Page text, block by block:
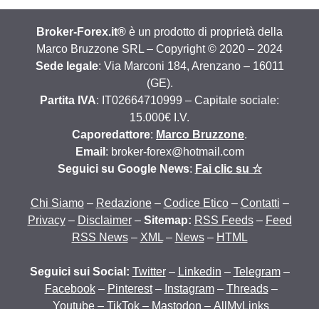
Broker-Forex.it® è un prodotto di proprietà della
Marco Bruzzone SRL – Copyright © 2020 – 2024
Sede legale: Via Marconi 184, Arenzano – 16011
(GE).
Partita IVA: IT02664710999 – Capitale sociale:
15.000€ I.V.
Caporedattore: Marco Bruzzone.
Email : broker-forex@hotmail.com
Seguici su Google News: Fai clic su ☆
Chi Siamo– Redazione– Codice Etico– Contatti –
Privacy– Disclaimer– Sitemap: RSS Feeds– Feed
RSS News– XML– News– HTML
Seguici sui Social: Twitter– Linkedin – Telegram–
Facebook– Pinterest– Instagram– Threads–
Youtube – TikTok – Mastodon – AllMyLinks